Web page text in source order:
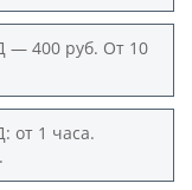
— 400 руб. От 10
от 1 часа.